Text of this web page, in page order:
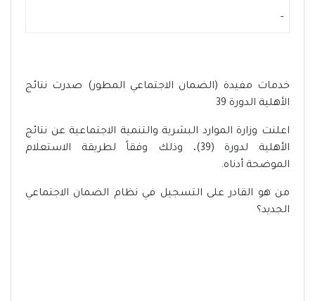
-
خدمات مفيدة (الضمان الاجتماعي المطور) صدرت نتائج
الأهلية الدورة 39
اعلنت وزارة الموارد البشرية والتنمية الاجتماعية عن نتائج
الأهلية لدورة (39)، وذلك وفقاً لطريقة الاستعلام
الموضحة أدناه.
من هو القادر على التسجيل في نظام الضمان الاجتماعي
الجديد؟